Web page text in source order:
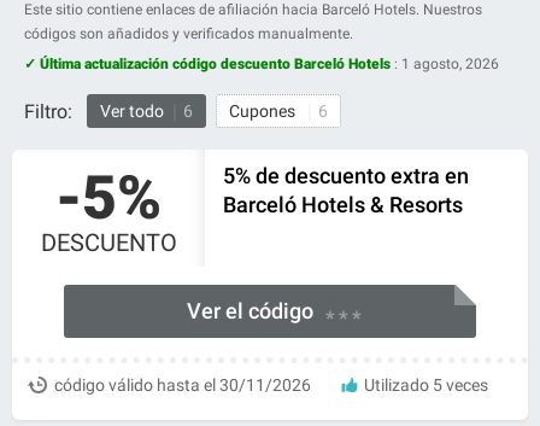
Este sitio contiene enlaces de afiliación hacia Barceló Hotels. Nuestros
códigos son añadidos y verificados manualmente.
✓ Última actualización código descuento Barceló Hotels : 1 agosto, 2026
Filtro: Ver todo 6 Cupones 6
-5%
DESCUENTO
5% de descuento extra en
Barceló Hotels & Resorts
Ver el código * * *
código válido hasta el 30/11/2026 Utilizado 5 veces